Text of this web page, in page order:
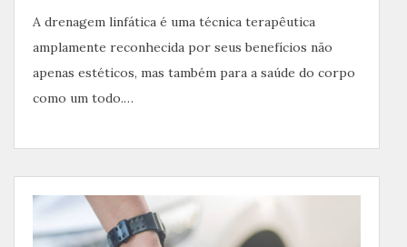
A drenagem linfática é uma técnica terapêutica
amplamente reconhecida por seus benefícios não
apenas estéticos, mas também para a saúde do corpo
como um todo.…